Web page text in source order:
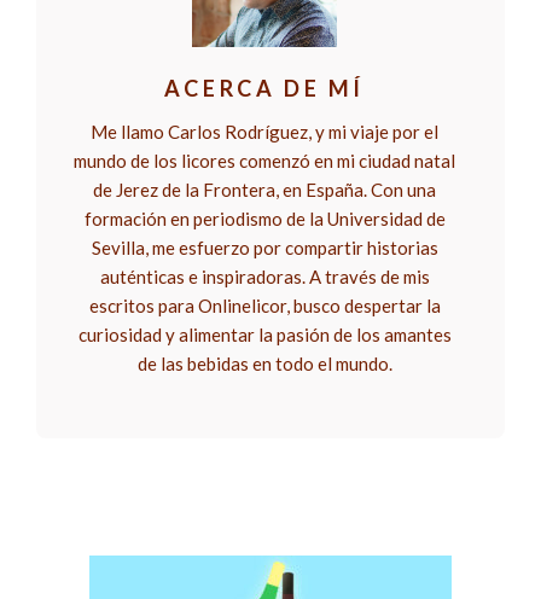
ACERCA DE MÍ
Me llamo Carlos Rodríguez, y mi viaje por el
mundo de los licores comenzó en mi ciudad natal
de Jerez de la Frontera, en España. Con una
formación en periodismo de la Universidad de
Sevilla, me esfuerzo por compartir historias
auténticas e inspiradoras. A través de mis
escritos para Onlinelicor, busco despertar la
curiosidad y alimentar la pasión de los amantes
de las bebidas en todo el mundo.